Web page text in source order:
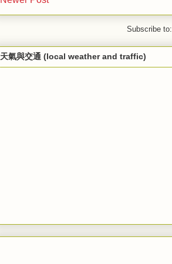
Subscribe to:
天氣與交通 (local weather and traffic)